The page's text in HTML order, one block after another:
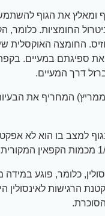
ומאלץ את הגוף
החומציות. כלומר,
החומצה האוקסלית
ספיגתם במעיים. בקפה
דרך המעיים.
המחריף את
כלומר, פוגע במידה
הרגישות לאינסולין